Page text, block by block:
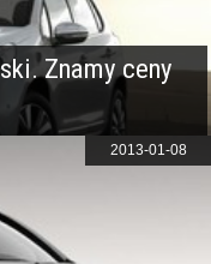
Znamy ceny
2013-01-08